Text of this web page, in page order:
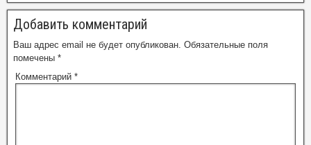
Добавить комментарий
Ваш адрес email не будет опубликован. Обязательные поля
помечены *
Комментарий *